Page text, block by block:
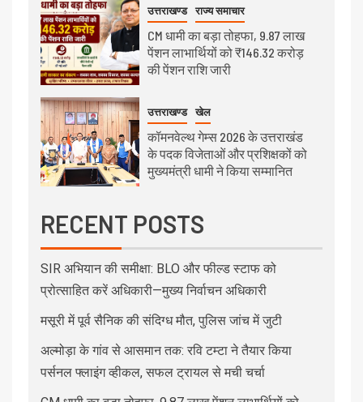
उत्तराखण्ड राज्य समाचार
CM धामी का बड़ा तोहफा, 9.87 लाख
पेंशन लाभार्थियों को ₹146.32 करोड़
की पेंशन राशि जारी
उत्तराखण्ड खेल
कॉमनवेल्थ गेम्स 2026 के उत्तराखंड
के पदक विजेताओं और प्रशिक्षकों को
मुख्यमंत्री धामी ने किया सम्मानित
RECENT POSTS
SIR अभियान की समीक्षा: BLO और फील्ड स्टाफ को
प्रोत्साहित करें अधिकारी—मुख्य निर्वाचन अधिकारी
मसूरी में पूर्व सैनिक की संदिग्ध मौत, पुलिस जांच में जुटी
अल्मोड़ा के गांव से आसमान तक: रवि टम्टा ने तैयार किया
पर्सनल फ्लाइंग व्हीकल, सफल ट्रायल से मची चर्चा